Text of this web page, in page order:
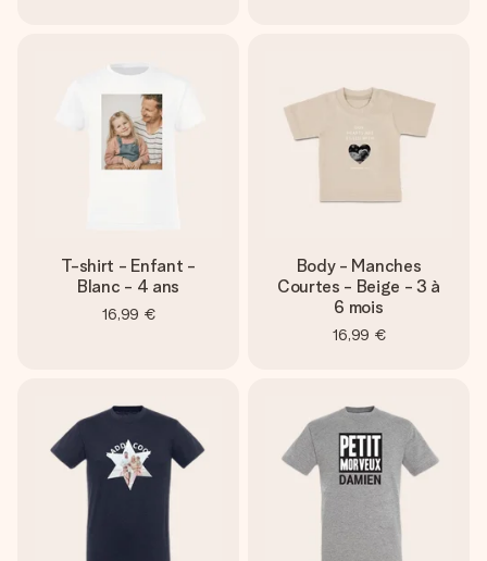
T-shirt - Enfant -
Blanc - 4 ans
16,99 €
Body - Manches
Courtes - Beige - 3 à
6 mois
16,99 €